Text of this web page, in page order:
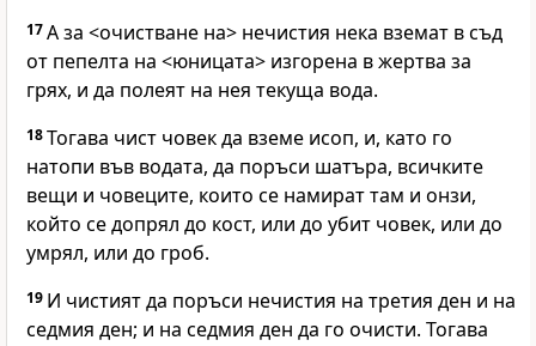
17А за <очистване на> нечистия нека вземат в съд
от пепелта на <юницата> изгорена в жертва за
грях, и да полеят на нея текуща вода.
18Тогава чист човек да вземе исоп, и, като го
натопи във водата, да поръси шатъра, всичките
вещи и човеците, които се намират там и онзи,
който се допрял до кост, или до убит човек, или до
умрял, или до гроб.
19 И чистият да поръси нечистия на третия ден и на
седмия ден; и на седмия ден да го очисти. Тогава